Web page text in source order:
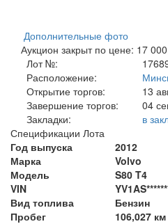
Дополнительные фото
Аукцион закрыт по цене: 17
Лот №:
Расположение:
Открытие торгов:
13
Завершение торгов:
04
Закладки:
в
Спецификации Лота
Год выпуска
2012
Марка
Volvo
Модель
S80 T4
VIN
Вид топлива
Бензин
Пробег
106,027 км